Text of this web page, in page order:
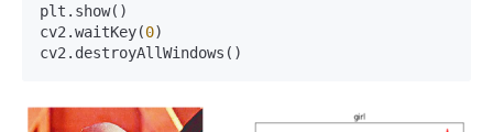
plt.show()
cv2.waitKey(0)
cv2.destroyAllWindows()